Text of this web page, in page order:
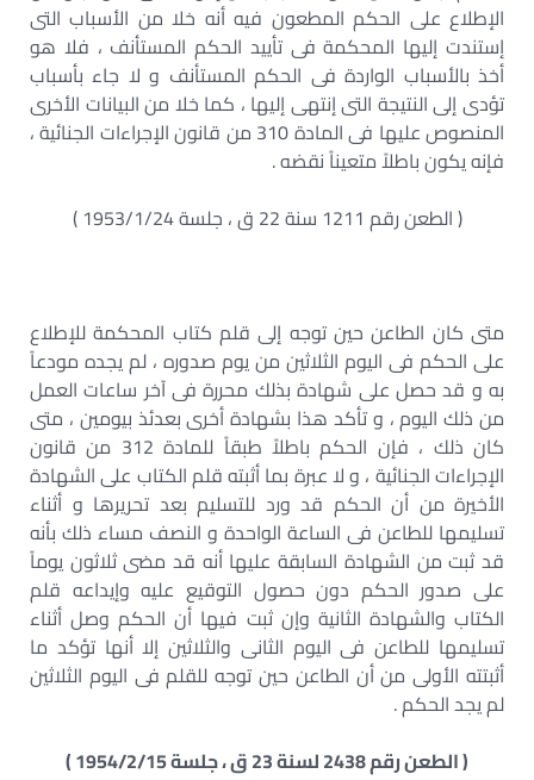
الإطلاع على الحكم المطعون فيه أنه خلا من الأسباب التى
إستندت إليها المحكمة فى تأييد الحكم المستأنف ، فلا هو
أخذ بالأسباب الواردة فى الحكم المستأنف و لا جاء بأسباب
تؤدى إلى النتيجة التى إنتهى إليها ، كما خلا من البيانات الأخرى
المنصوص عليها فى المادة 310 من قانون الإجراءات الجنائية ،
فإنه يكون باطلاً متعيناً نقضه .
( الطعن رقم 1211 سنة 22 ق ، جلسة 1953/1/24 )
متى كان الطاعن حين توجه إلى قلم كتاب المحكمة للإطلاع
على الحكم فى اليوم الثلاثين من يوم صدوره ، لم يجده مودعاً
به و قد حصل على شهادة بذلك محررة فى آخر ساعات العمل
من ذلك اليوم ، و تأكد هذا بشهادة أخرى بعدئذ بيومين ، متى
كان ذلك ، فإن الحكم باطلاً طبقاً للمادة 312 من قانون
الإجراءات الجنائية ، و لا عبرة بما أثبته قلم الكتاب على الشهادة
الأخيرة من أن الحكم قد ورد للتسليم بعد تحريرها و أثناء
تسليمها للطاعن فى الساعة الواحدة و النصف مساء ذلك بأنه
قد ثبت من الشهادة السابقة عليها أنه قد مضى ثلاثون يوماً
على صدور الحكم دون حصول التوقيع عليه وإيداعه قلم
الكتاب والشهادة الثانية وإن ثبت فيها أن الحكم وصل أثناء
تسليمها للطاعن فى اليوم الثانى والثلاثين إلا أنها تؤكد ما
أثبتته الأولى من أن الطاعن حين توجه للقلم فى اليوم الثلاثين
لم يجد الحكم .
( الطعن رقم 2438 لسنة 23 ق ، جلسة 1954/2/15 )